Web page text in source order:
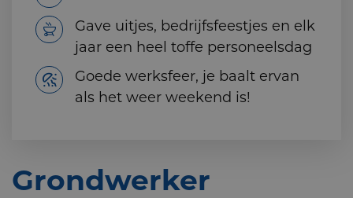
Gave uitjes, bedrijfsfeestjes en elk
jaar een heel toffe personeelsdag
Goede werksfeer, je baalt ervan
als het weer weekend is!
Grondwerker